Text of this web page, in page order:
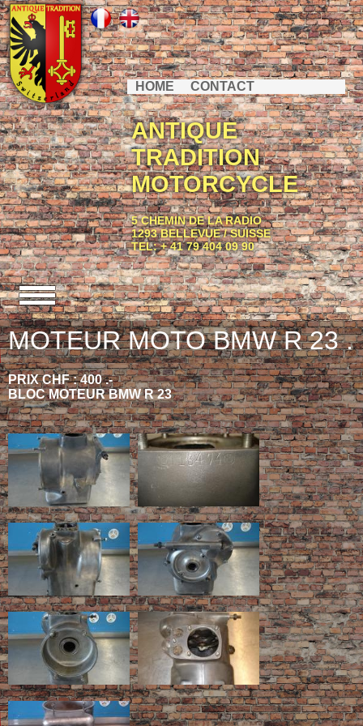
HOME CONTACT
ANTIQUE
TRADITION
MOTORCYCLE
5 CHEMIN DE LA RADIO
1293 BELLEVUE / SUISSE
TEL: + 41 79 404 09 90
MOTEUR MOTO BMW R 23 .
PRIX CHF : 400 .-
BLOC MOTEUR BMW R 23